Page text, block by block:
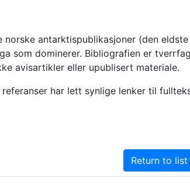
antarktispublikasjoner (den
som dominerer. Bibliografien er
avisartikler eller upublisert materiale.
har lett synlige lenker til
Return to